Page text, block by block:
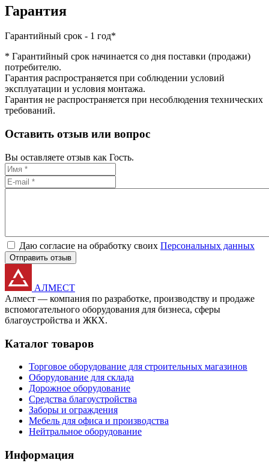
Гарантия
Гарантийный срок - 1 год*
* Гарантийный срок начинается со дня поставки (продажи)
потребителю.
Гарантия распространяется при соблюдении условий
эксплуатации и условия монтажа.
Гарантия не распространяется при несоблюдения технических
требований.
Оставить отзыв или вопрос
Вы оставляете отзыв как Гость.
Даю согласие на обработку своих Персональных данных
Отправить отзыв
АЛМЕСТ
Алмест — компания по разработке, производству и продаже
вспомогательного оборудования для бизнеса, сферы
благоустройства и ЖКХ.
Каталог товаров
Торговое оборудование для строительных магазинов
Оборудование для склада
Дорожное оборудование
Средства благоустройства
Заборы и ограждения
Мебель для офиса и производства
Нейтральное оборудование
Информация